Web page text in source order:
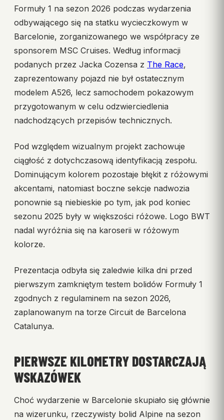
Formuły 1 na sezon 2026 podczas wydarzenia
odbywającego się na statku wycieczkowym w
Barcelonie, zorganizowanego we współpracy ze
sponsorem MSC Cruises. Według informacji
podanych przez Jacka Cozensa z The Race,
zaprezentowany pojazd nie był ostatecznym
modelem A526, lecz samochodem pokazowym
przygotowanym w celu odzwierciedlenia
nadchodzących przepisów technicznych.
Pod względem wizualnym projekt zachowuje
ciągłość z dotychczasową identyfikacją zespołu.
Dominującym kolorem pozostaje błękit z różowymi
akcentami, natomiast boczne sekcje nadwozia
ponownie są niebieskie po tym, jak pod koniec
sezonu 2025 były w większości różowe. Logo BWT
nadal wyróżnia się na karoserii w różowym
kolorze.
Prezentacja odbyła się zaledwie kilka dni przed
pierwszym zamkniętym testem bolidów Formuły 1
zgodnych z regulaminem na sezon 2026,
zaplanowanym na torze Circuit de Barcelona
Catalunya.
PIERWSZE KILOMETRY DOSTARCZAJĄ
WSKAZÓWEK
Choć wydarzenie w Barcelonie skupiało się głównie
na wizerunku, rzeczywisty bolid Alpine na sezon